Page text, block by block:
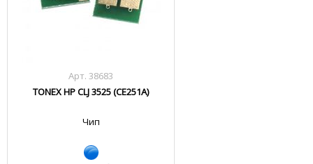
Арт. 38683
TONEX HP CLJ 3525 (CE251A)
Чип